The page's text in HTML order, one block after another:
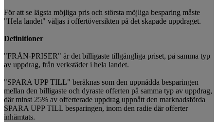
För att se lägsta möjliga pris och största möjliga besparing måste
"Hela landet" väljas i offertöversikten på det skapade uppdraget.
Definitioner
"FRÅN-PRISER" är det billigaste tillgängliga priset, på samma typ
av uppdrag, från verkstäder i hela landet.
"SPARA UPP TILL" beräknas som den uppnådda besparingen
mellan den billigaste och dyraste offerten på samma typ av uppdrag,
där minst 25% av offerterade uppdrag uppnått den marknadsförda
SPARA UPP TILL besparingen, inom den radie där offerter
inhämtats.